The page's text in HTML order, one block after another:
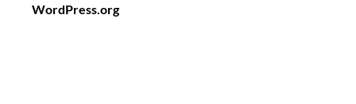
WordPress.org